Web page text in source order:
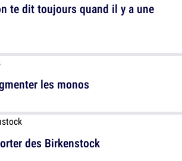
les monos
te dit toujours quand il y a une
des Birkenstock